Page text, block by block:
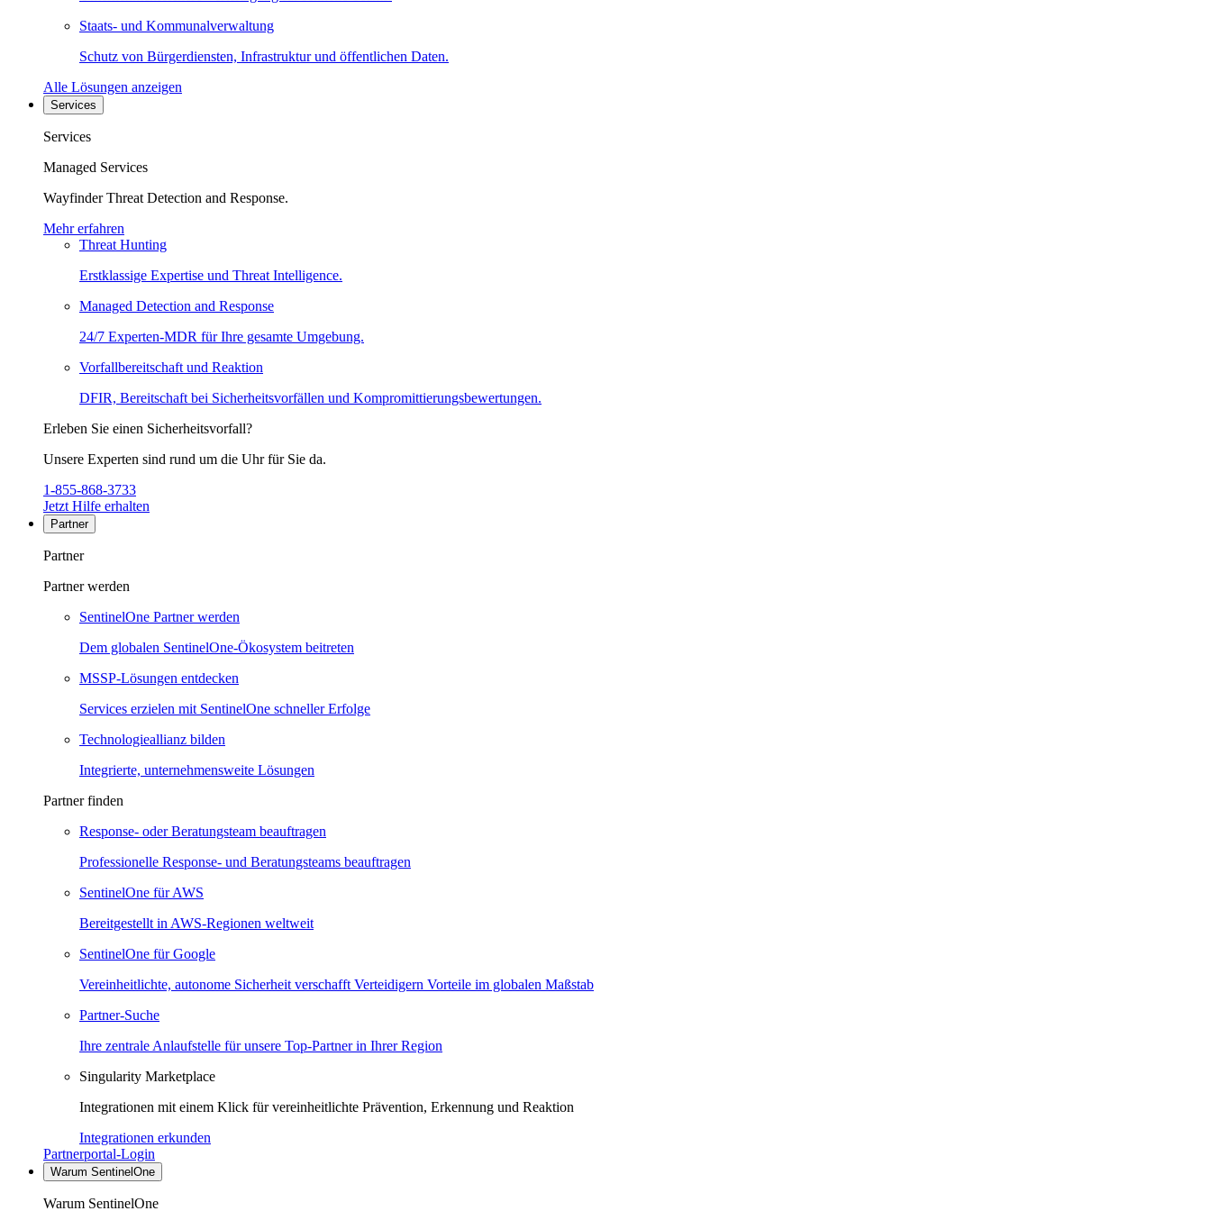
Staats- und Kommunalverwaltung
Schutz von Bürgerdiensten, Infrastruktur und öffentlichen Daten.
Alle Lösungen anzeigen
Services
Services
Managed Services
Wayfinder Threat Detection and Response.
Mehr erfahren
Threat Hunting
Erstklassige Expertise und Threat Intelligence.
Managed Detection and Response
24/7 Experten-MDR für Ihre gesamte Umgebung.
Vorfallbereitschaft und Reaktion
DFIR, Bereitschaft bei Sicherheitsvorfällen und Kompromittierungsbewertungen.
Erleben Sie einen Sicherheitsvorfall?
Unsere Experten sind rund um die Uhr für Sie da.
1-855-868-3733
Jetzt Hilfe erhalten
Partner
Partner
Partner werden
SentinelOne Partner werden
Dem globalen SentinelOne-Ökosystem beitreten
MSSP-Lösungen entdecken
Services erzielen mit SentinelOne schneller Erfolge
Technologieallianz bilden
Integrierte, unternehmensweite Lösungen
Partner finden
Response- oder Beratungsteam beauftragen
Professionelle Response- und Beratungsteams beauftragen
SentinelOne für AWS
Bereitgestellt in AWS-Regionen weltweit
SentinelOne für Google
Vereinheitlichte, autonome Sicherheit verschafft Verteidigern Vorteile im globalen Maßstab
Partner-Suche
Ihre zentrale Anlaufstelle für unsere Top-Partner in Ihrer Region
Singularity Marketplace
Integrationen mit einem Klick für vereinheitlichte Prävention, Erkennung und Reaktion
Integrationen erkunden
Partnerportal-Login
Warum SentinelOne
Warum SentinelOne